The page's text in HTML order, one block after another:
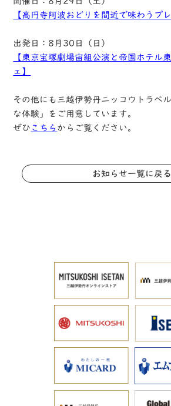
【高円寺阿波おどりを間近で味わうプ
出発日：8月30日（日）
【東京宝塚劇場宙組公演と帝国ホテル
ェ】
その他にも三越伊勢丹ニッコウトラベ
な体験」をご用意しています。
ぜひ こちら からご覧ください。
お知らせ一覧に戻る